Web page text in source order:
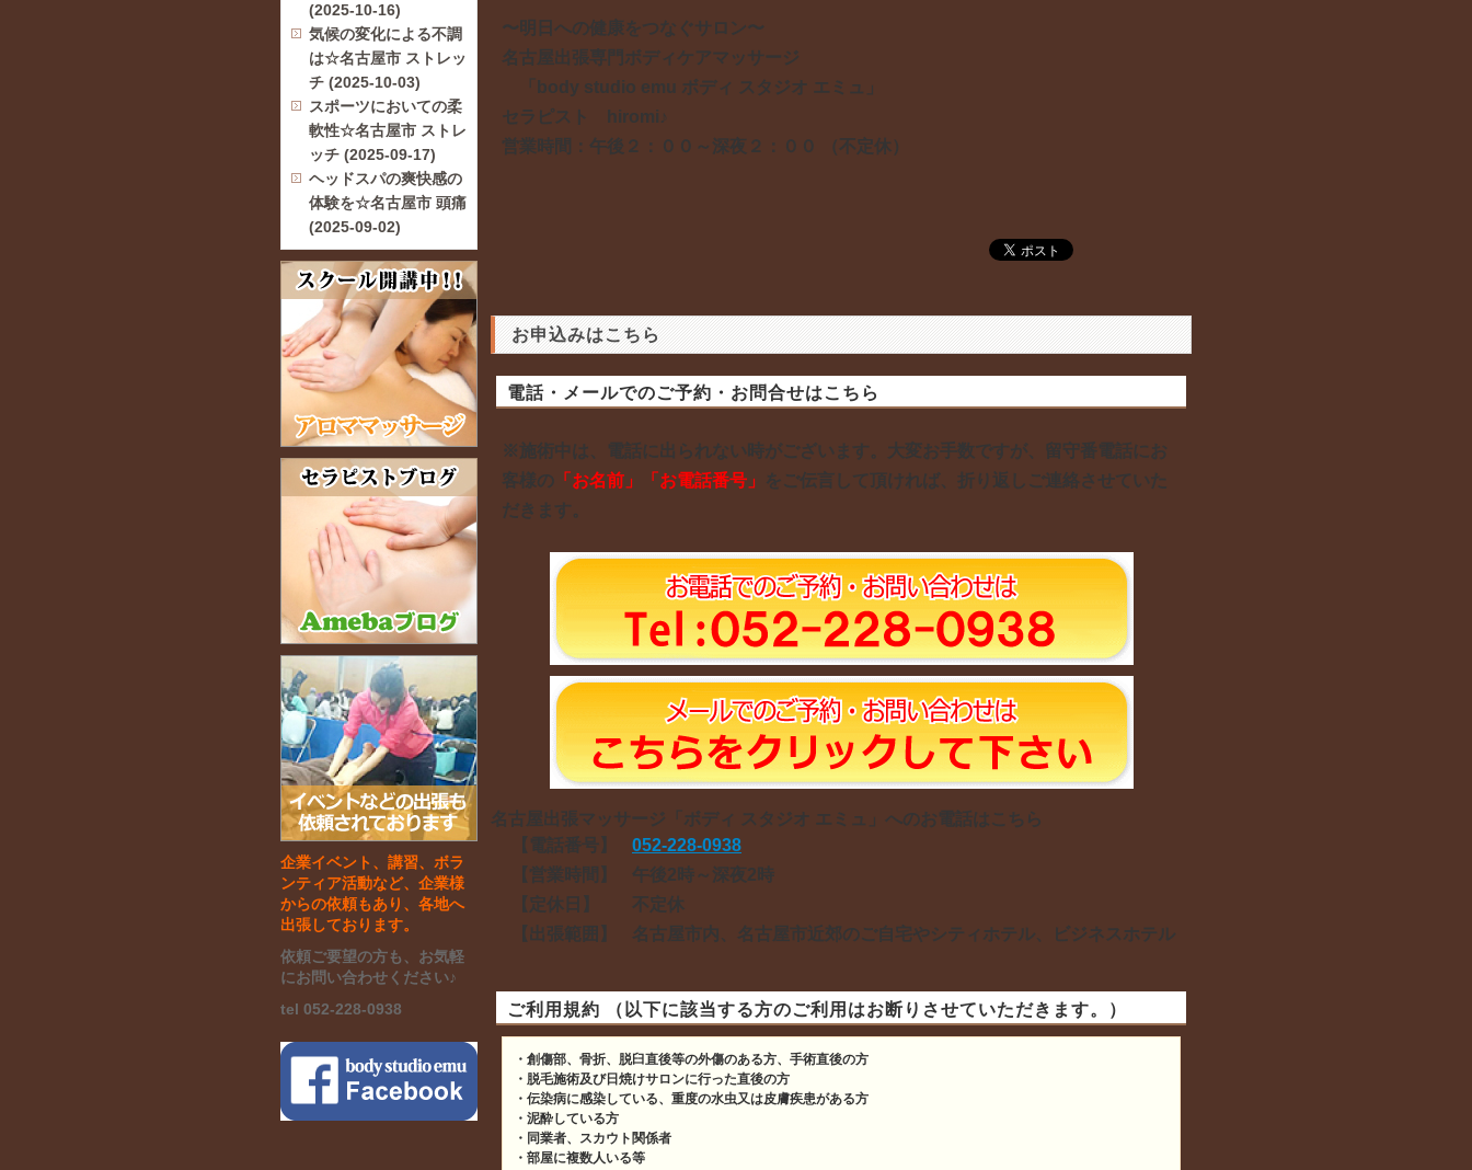
〜明日への健康をつなぐサロン〜
名古屋出張専門ボディケアマッサージ
「body studio emu ボディ スタジオ エミュ」
セラピスト hiromi♪
営業時間：午後２：００～深夜２：００ （不定休）
お申込みはこちら
電話・メールでのご予約・お問合せはこちら
※施術中は、電話に出られない時がございます。大変お手数ですが、留守番電話にお
客様の 「お名前」「お電話番号」
をご伝言して頂ければ、折り返しご連絡させていた
だきます。
名古屋出張マッサージ「ボディ スタジオ エミュ」へのお電話はこちら
【電話番号】
052-228-0938
【営業時間】
午後2時～深夜2時
【定休日】
不定休
【出張範囲】
名古屋市内、名古屋市近郊のご自宅やシティホテル、ビジネスホテル
ご利用規約 （以下に該当する方のご利用はお断りさせていただきます。）
・創傷部、骨折、脱臼直後等の外傷のある方、手術直後の方
・脱毛施術及び日焼けサロンに行った直後の方
・伝染病に感染している、重度の水虫又は皮膚疾患がある方
・泥酔している方
・同業者、スカウト関係者
・部屋に複数人いる等
(2025-10-16)
気候の変化による不調
は☆名古屋市 ストレッ
チ (2025-10-03)
スポーツにおいての柔
軟性☆名古屋市 ストレ
ッチ (2025-09-17)
ヘッドスパの爽快感の
体験を☆名古屋市 頭痛
(2025-09-02)
企業イベント、講習、ボラ
ンティア活動など、企業様
からの依頼もあり、各地へ
出張しております。
依頼ご要望の方も、お気軽
にお問い合わせください♪
tel 052-228-0938